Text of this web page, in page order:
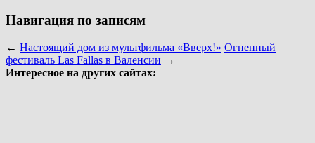
Навигация по записям
← Настоящий дом из мультфильма «Вверх!» Огненный
фестиваль Las Fallas в Валенсии →
Интересное на других сайтах: